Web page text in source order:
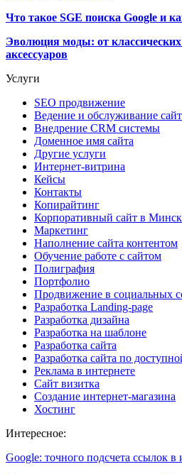
Что такое SGE поиска Google и
Эволюция моды: от
аксессуаров
Услуги
SEO продвижение
Ведение и обслуживание
Внедрение CRM системы
Доменное имя сайта
Другие услуги
Интернет-витрина
Кейсы
Контакты
Копирайтинг
Корпоративный сайт в
Маркетинг
Наполнение сайта контентом
Обучение работе с сайтом
Полиграфия
Портфолио
Продвижение в социальных
Разработка Landing-page
Разработка дизайна
Разработка на шаблоне
Разработка сайта
Разработка сайта по
Реклама в интернете
Сайт визитка
Создание интернет-магазина
Хостинг
Интересное:
Google: точного подсчета ссылок в